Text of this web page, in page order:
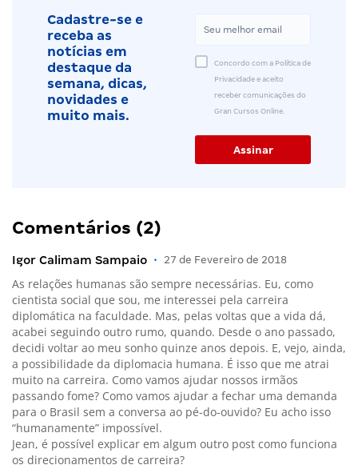
Cadastre-se e
receba as
notícias em
destaque da
semana, dicas,
novidades e
muito mais.
Concordo com a Política de
Privacidade e aceito
receber comunicações do
Gran Cursos Online.
Comentários (2)
Igor Calimam Sampaio • 27 de Fevereiro de 2018
As relações humanas são sempre necessárias. Eu, como
cientista social que sou, me interessei pela carreira
diplomática na faculdade. Mas, pelas voltas que a vida dá,
acabei seguindo outro rumo, quando. Desde o ano passado,
decidi voltar ao meu sonho quinze anos depois. E, vejo, ainda,
a possibilidade da diplomacia humana. É isso que me atrai
muito na carreira. Como vamos ajudar nossos irmãos
passando fome? Como vamos ajudar a fechar uma demanda
para o Brasil sem a conversa ao pé-do-ouvido? Eu acho isso
“humanamente” impossível.
Jean, é possível explicar em algum outro post como funciona
os direcionamentos de carreira?